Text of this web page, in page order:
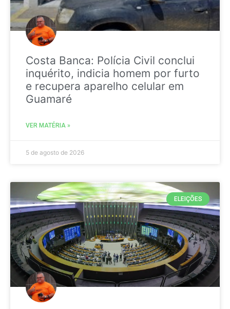
Costa Banca: Polícia Civil conclui
inquérito, indicia homem por furto
e recupera aparelho celular em
Guamaré
VER MATÉRIA »
5 de agosto de 2026
ELEIÇÕES